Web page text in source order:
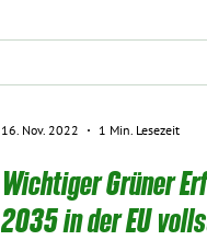
Wichtiger Grüner
2035 in der EU
16. Nov. 2022 1 Min. Lesezeit